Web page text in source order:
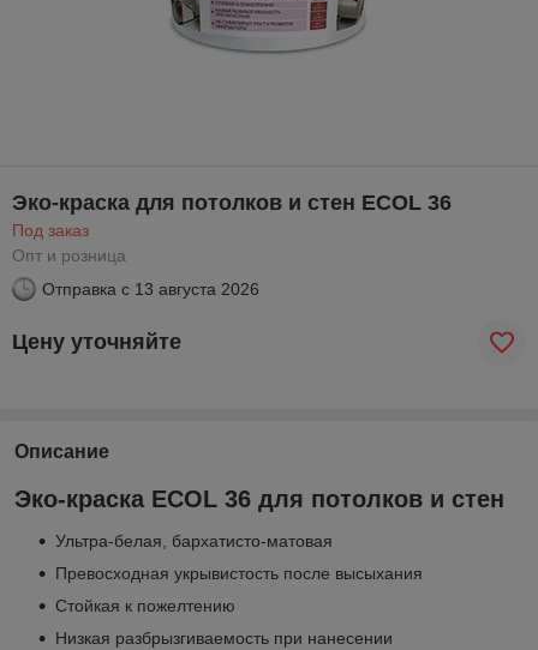
Эко-краска для потолков и стен ECOL 36
Под заказ
Опт и розница
Отправка с 13 августа 2026
Цену уточняйте
Описание
Эко-краска ECOL 36 для потолков и стен
Ультра-белая, бархатисто-матовая
Превосходная укрывистость после высыхания
Стойкая к пожелтению
Низкая разбрызгиваемость при нанесении